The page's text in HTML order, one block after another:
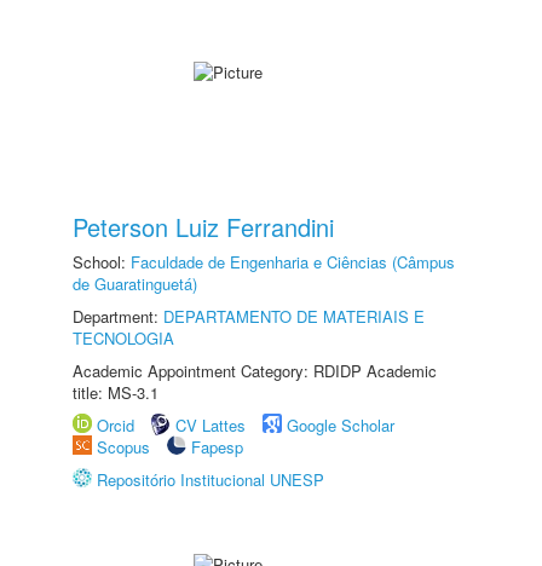
Peterson Luiz Ferrandini
School: Faculdade de Engenharia e Ciências (Câmpus
de Guaratinguetá)
Department: DEPARTAMENTO DE MATERIAIS E
TECNOLOGIA
Academic Appointment Category: RDIDP Academic
title: MS-3.1
Orcid
CV Lattes
Google Scholar
Scopus
Fapesp
Repositório Institucional UNESP